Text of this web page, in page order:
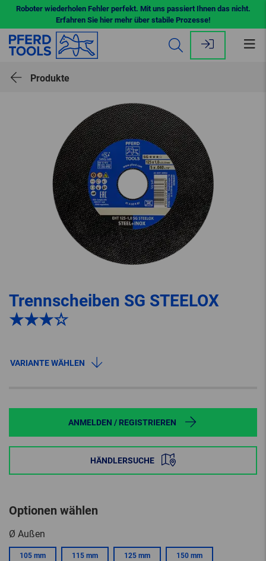
Roboter wiederholen Fehler perfekt. Mit uns passiert Ihnen das nicht.
Erfahren Sie hier mehr über stabile Prozesse!
Produkte
Trennscheiben SG STEELOX
★★★☆
VARIANTE WÄHLEN
ANMELDEN / REGISTRIEREN
HÄNDLERSUCHE
Optionen wählen
Ø Außen
105 mm 115 mm 125 mm 150 mm